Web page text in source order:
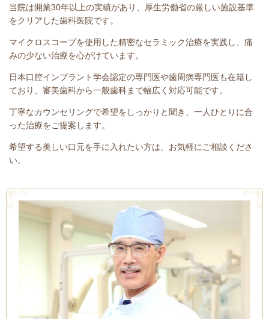
当院は開業30年以上の実績があり、厚生労働省の厳しい施設基準
をクリアした歯科医院です。
マイクロスコープを使用した精密なセラミック治療を実践し、痛
みの少ない治療を心がけています。
日本口腔インプラント学会認定の専門医や歯周病専門医も在籍し
ており、審美歯科から一般歯科まで幅広く対応可能です。
丁寧なカウンセリングで希望をしっかりと聞き、一人ひとりに合
った治療をご提案します。
希望する美しい口元を手に入れたい方は、お気軽にご相談くださ
い。